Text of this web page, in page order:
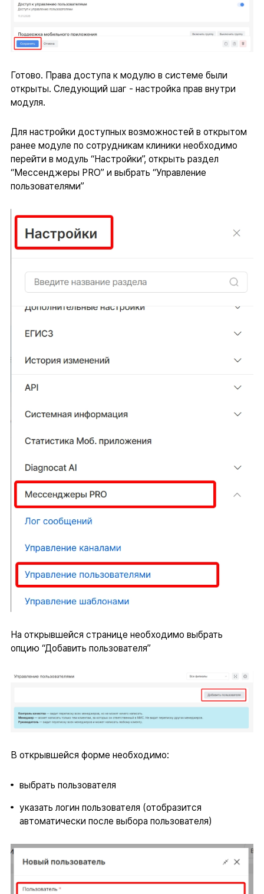
Готово. Права доступа к модулю в системе были
открыты. Следующий шаг - настройка прав внутри
модуля.
Для настройки доступных возможностей в открытом
ранее модуле по сотрудникам клиники необходимо
перейти в модуль “Настройки”, открыть раздел
“Мессенджеры PRO” и выбрать “Управление
пользователями”
На открывшейся странице необходимо выбрать
опцию “Добавить пользователя”
В открывшейся форме необходимо:
выбрать пользователя
указать логин пользователя (отобразится
автоматически после выбора пользователя)